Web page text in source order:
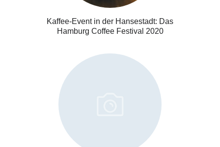
Kaffee-Event in der Hansestadt: Das
Hamburg Coffee Festival 2020